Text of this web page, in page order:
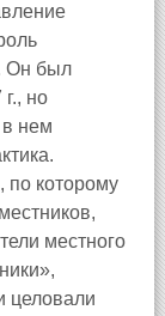
Он был
но
нем
по которому
местного
целовали